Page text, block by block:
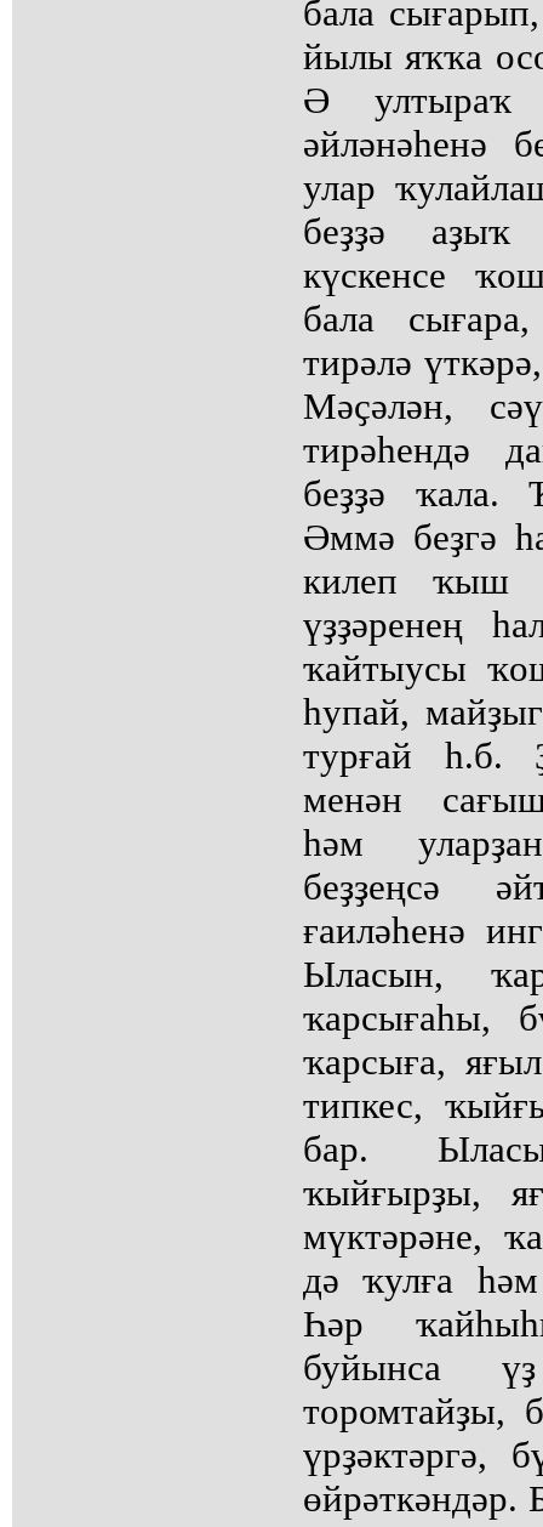
бала
йылы яҡҡа
Ә ултыраҡ
әйләнәһенә
улар
беҙҙә
күскенсе
бала
тирәлә
Мәҫәлән,
тирәһендә
беҙҙә
Әммә беҙгә
килеп ҡыш
үҙҙәренең
ҡайтыусы
һупай,
турғай һ.б.
менән
һәм
беҙҙеңсә
ғаиләһенә
Ыласын,
ҡарсығаһы,
ҡарсыға,
типкес,
бар.
ҡыйғырҙы,
мүктәрәне,
дә ҡулға һәм
Һәр
буйынса
торомтайҙы,
үрҙәктәргә,
өйрәткәндәр.